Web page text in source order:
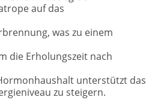
auf das
was zu einem
die Erholungszeit nach
unterstützt das
zu steigern.